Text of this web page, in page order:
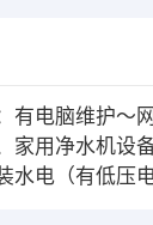
有电脑维护～
家用净水机设
水电（有低压